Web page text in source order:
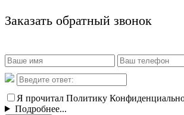
Заказать обратный звонок
Я прочитал Политику
Подробнее...